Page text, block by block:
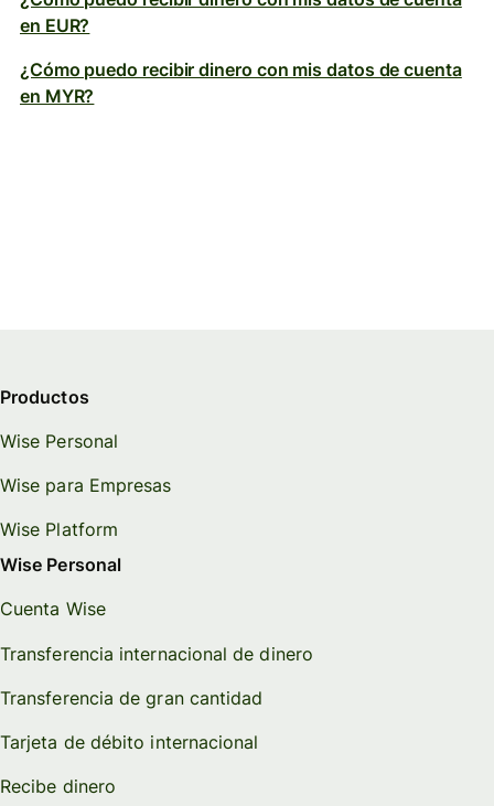
en EUR?
¿Cómo puedo recibir dinero con mis datos de cuenta
en MYR?
Productos
Wise Personal
Wise para Empresas
Wise Platform
Wise Personal
Cuenta Wise
Transferencia internacional de dinero
Transferencia de gran cantidad
Tarjeta de débito internacional
Recibe dinero